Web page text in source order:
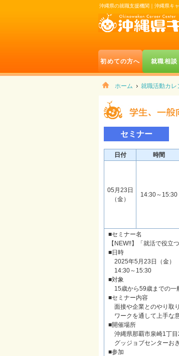
沖縄県の就職支援機関｜沖縄県キ
初めての方へ 就職相談
ホーム 就職活動カレ
セミナー
日付 時間
05月23日
（金）
14:30～15:30
■セミナー名
【NEW!!】「就活で役立
■日時
2025年5月23日（金）
14:30～15:30
■対象
15歳から59歳までの一
■セミナー内容
面接や企業とのやり取
ワークを通して上手な
■開催場所
沖縄県那覇市泉崎1丁
グッジョブセンターお
■参加